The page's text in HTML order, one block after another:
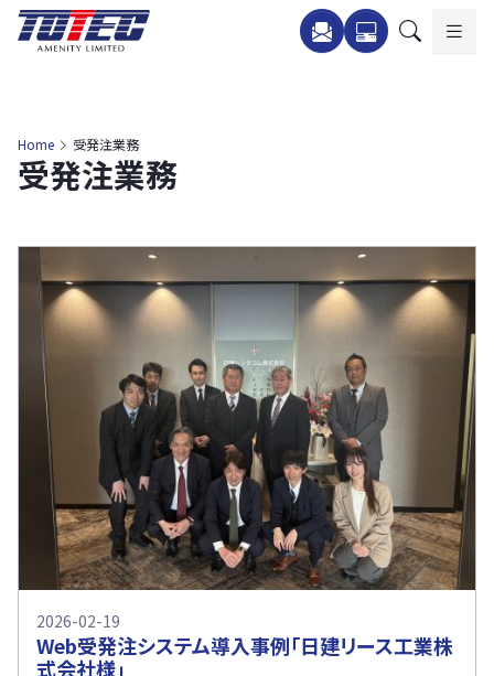
Home 受発注業務
受発注業務
2026-02-19
Web受発注システム導入事例「日建リース工業株
式会社様」